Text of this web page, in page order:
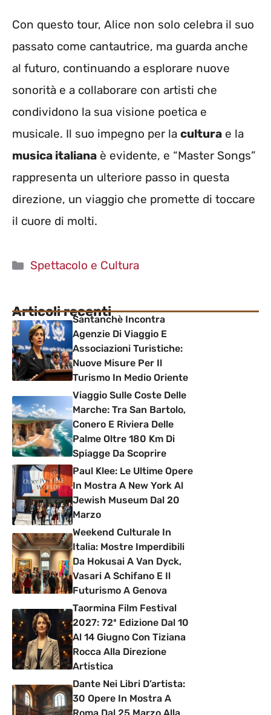
Con questo tour, Alice non solo celebra il suo
passato come cantautrice, ma guarda anche
al futuro, continuando a esplorare nuove
sonorità e a collaborare con artisti che
condividono la sua visione poetica e
musicale. Il suo impegno per la cultura e la
musica italiana è evidente, e “Master Songs”
rappresenta un ulteriore passo in questa
direzione, un viaggio che promette di toccare
il cuore di molti.
Categorie
Spettacolo e Cultura
Articoli recentiSantanchè Incontra
Agenzie Di Viaggio E
Associazioni Turistiche:
Nuove Misure Per Il
Turismo In Medio Oriente
Viaggio Sulle Coste Delle
Marche: Tra San Bartolo,
Conero E Riviera Delle
Palme Oltre 180 Km Di
Spiagge Da Scoprire
Paul Klee: Le Ultime Opere
In Mostra A New York Al
Jewish Museum Dal 20
Marzo
Weekend Culturale In
Italia: Mostre Imperdibili
Da Hokusai A Van Dyck,
Vasari A Schifano E Il
Futurismo A Genova
Taormina Film Festival
2027: 72ª Edizione Dal 10
Al 14 Giugno Con Tiziana
Rocca Alla Direzione
Artistica
Dante Nei Libri D’artista:
30 Opere In Mostra A